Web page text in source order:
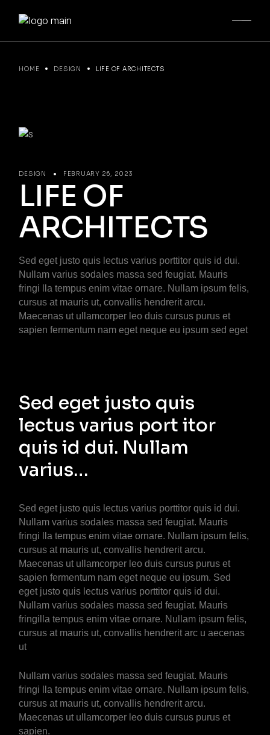
HOME DESIGN LIFE OF ARCHITECTS
DESIGN FEBRUARY 26, 2023
LIFE OF
ARCHITECTS
Sed eget justo quis lectus varius porttitor quis id dui.
Nullam varius sodales massa sed feugiat. Mauris
fringi lla tempus enim vitae ornare. Nullam ipsum felis,
cursus at mauris ut, convallis hendrerit arcu.
Maecenas ut ullamcorper leo duis cursus purus et
sapien fermentum nam eget neque eu ipsum sed eget
Sed eget justo quis
lectus varius port itor
quis id dui. Nullam
varius…
Sed eget justo quis lectus varius porttitor quis id dui.
Nullam varius sodales massa sed feugiat. Mauris
fringi lla tempus enim vitae ornare. Nullam ipsum felis,
cursus at mauris ut, convallis hendrerit arcu.
Maecenas ut ullamcorper leo duis cursus purus et
sapien fermentum nam eget neque eu ipsum. Sed
eget justo quis lectus varius porttitor quis id dui.
Nullam varius sodales massa sed feugiat. Mauris
fringilla tempus enim vitae ornare. Nullam ipsum felis,
cursus at mauris ut, convallis hendrerit arc u aecenas
ut
Nullam varius sodales massa sed feugiat. Mauris
fringi lla tempus enim vitae ornare. Nullam ipsum felis,
cursus at mauris ut, convallis hendrerit arcu.
Maecenas ut ullamcorper leo duis cursus purus et
sapien.